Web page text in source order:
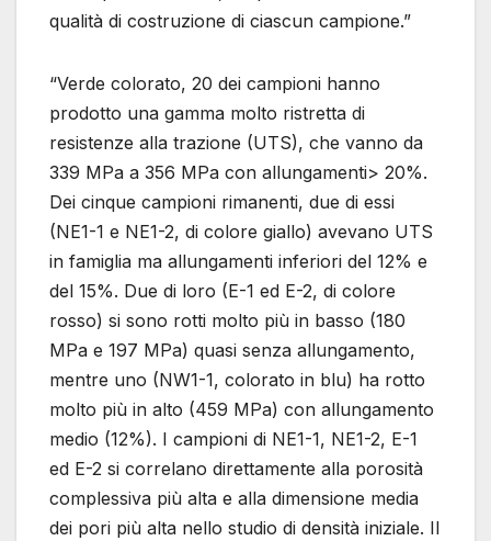
qualità di costruzione di ciascun campione.”
“Verde colorato, 20 dei campioni hanno
prodotto una gamma molto ristretta di
resistenze alla trazione (UTS), che vanno da
339 MPa a 356 MPa con allungamenti> 20%.
Dei cinque campioni rimanenti, due di essi
(NE1-1 e NE1-2, di colore giallo) avevano UTS
in famiglia ma allungamenti inferiori del 12% e
del 15%. Due di loro (E-1 ed E-2, di colore
rosso) si sono rotti molto più in basso (180
MPa e 197 MPa) quasi senza allungamento,
mentre uno (NW1-1, colorato in blu) ha rotto
molto più in alto (459 MPa) con allungamento
medio (12%). I campioni di NE1-1, NE1-2, E-1
ed E-2 si correlano direttamente alla porosità
complessiva più alta e alla dimensione media
dei pori più alta nello studio di densità iniziale. Il